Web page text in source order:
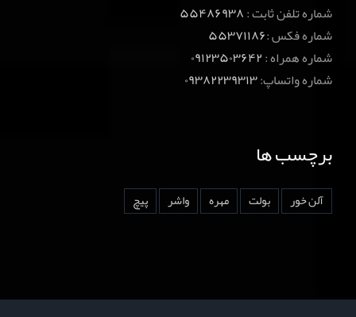
شماره تلفن ثابت :۵۵۴۸۶۹۳۸
شماره فکس :۵۵۳۷۱۱۸۶
شماره همراه :۰۹۱۲۳۵۰۳۶۴۲
شماره واتساپ:۰۹۳۸۲۲۳۹۳۱۳
برچسب ها
آلن خور بولت مهره واشر پیچ